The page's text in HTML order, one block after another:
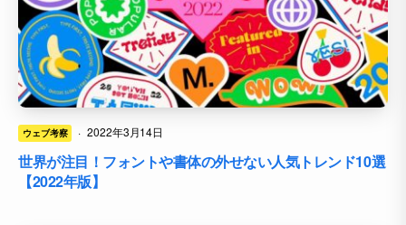
ウェブ考察 · 2022年3月14日
世界が注目！フォントや書体の外せない人気トレンド10選
【2022年版】